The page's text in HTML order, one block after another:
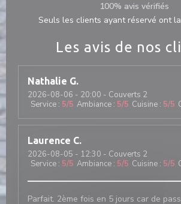
Les avis de nos
Nathalie G
2026-08-06 - 20:00 - Couverts 2
Service : 5/5 Ambiance : 5/5 Cuisine : 5/5
Laurence C
2026-08-05 - 12:30 - Couverts 2
Service : 5/5 Ambiance : 5/5 Cuisine : 5/5
Parfait. 2ème fois en 5 jours car de
100% avis vérifiés
Seuls les clients ayant réservé ont